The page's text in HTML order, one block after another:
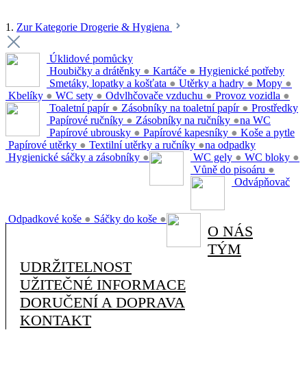
1. Zur Kategorie Drogerie & Hygiena
Úklidové pomůcky
Houbičky a drátěnky ● Kartáče ●
Smetáky, lopatky a košťata ● Utěrky a hadry ● Mopy ●
Kbelíky ● WC sety ● Odvlhčovače vzduchu ● Provoz vozidla ●
Hygienické potřeby
Toaletní papír ● Zásobníky na toaletní papír ●
Papírové ručníky ● Zásobníky na ručníky ●
Papírové ubrousky ● Papírové kapesníky ●
Papírové utěrky ● Textilní utěrky a ručníky ●
Hygienické sáčky a zásobníky ●
Prostředky
na WC
WC gely ● WC bloky ●
Vůně do pisoáru ●
Koše a pytle
na odpadky
Odpadkové koše ● Sáčky do koše ●
Odvápňovač
O NÁS
TÝM
UDRŽITELNOST
UŽITEČNÉ INFORMACE
DORUČENÍ A DOPRAVA
KONTAKT